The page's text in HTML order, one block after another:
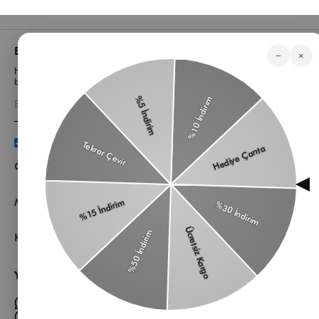
Bizden Haberler
Haberlerimiz, özel tekliflerimiz ve favori stillerimiz hakkında ilk siz
bilgi sahibi olun
Üyelik koşullarını vekişisel verilerimin
korunmasını kabul
ediyorum.
Öne Çıkan Kategorilerimiz
Müşteri Hizmetleri
Kurumsal
Yardıma mı ihtiyacın var?
Müşteri Hizmetleri WhatsApp Hattı
− ×